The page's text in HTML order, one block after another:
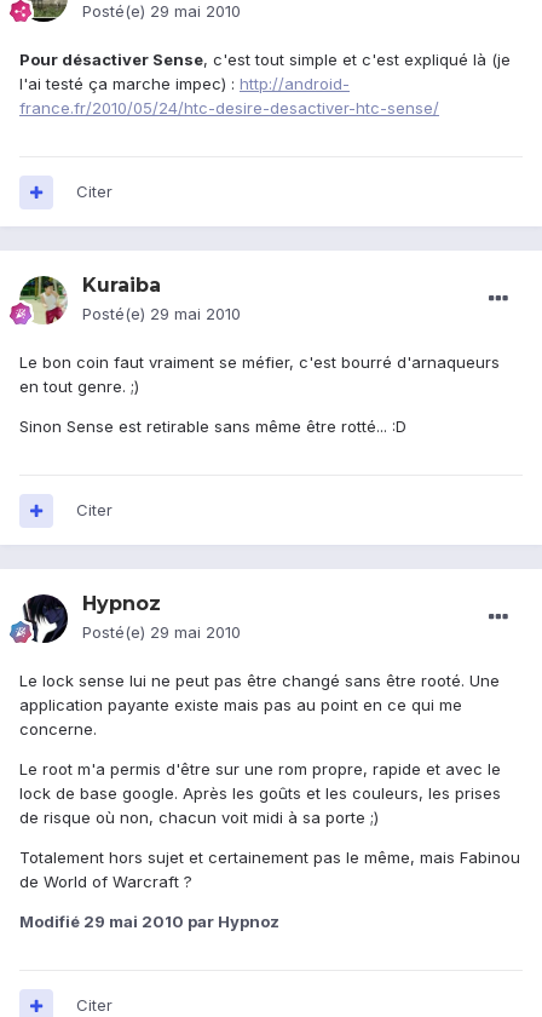
Posté(e) 29 mai 2010
Pour désactiver Sense, c'est tout simple et c'est expliqué là (je
l'ai testé ça marche impec) : http://android-
france.fr/2010/05/24/htc-desire-desactiver-htc-sense/
Citer
Kuraiba
Posté(e) 29 mai 2010
Le bon coin faut vraiment se méfier, c'est bourré d'arnaqueurs
en tout genre. ;)
Sinon Sense est retirable sans même être rotté... :D
Citer
Hypnoz
Posté(e) 29 mai 2010
Le lock sense lui ne peut pas être changé sans être rooté. Une
application payante existe mais pas au point en ce qui me
concerne.
Le root m'a permis d'être sur une rom propre, rapide et avec le
lock de base google. Après les goûts et les couleurs, les prises
de risque où non, chacun voit midi à sa porte ;)
Totalement hors sujet et certainement pas le même, mais Fabinou
de World of Warcraft ?
Modifié 29 mai 2010 par Hypnoz
Citer